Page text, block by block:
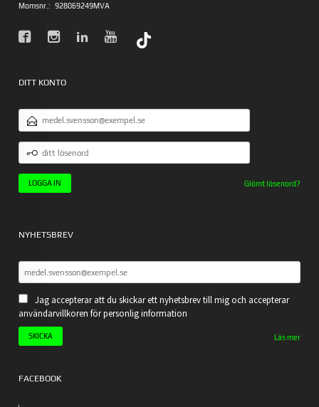
Momsnr.: 928069249MVA
DITT KONTO
POSTADRESS
DITT
LÖSENORD
Glömt lösenord?
NYHETSBREV
Jag accepterar att du skickar ett nyhetsbrev till mig och accepterar
användarvillkoren för personlig information
Läs mer
FACEBOOK